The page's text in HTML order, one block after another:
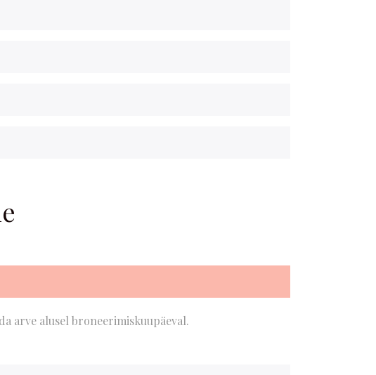
arve alusel broneerimiskuupäeval.